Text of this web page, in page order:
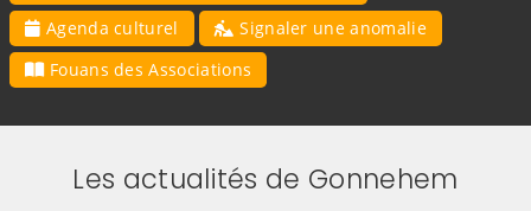
Agenda culturel
Signaler une anomalie
Fouans des Associations
Les actualités de Gonnehem